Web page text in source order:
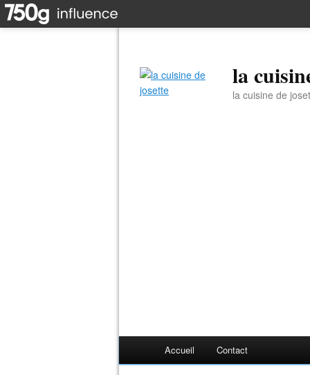
la
la cuisine de
Accueil Contact